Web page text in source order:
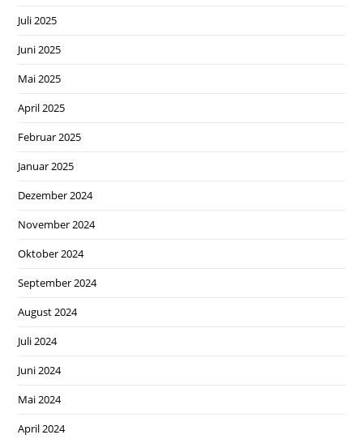
Juli 2025
Juni 2025
Mai 2025
April 2025
Februar 2025
Januar 2025
Dezember 2024
November 2024
Oktober 2024
September 2024
August 2024
Juli 2024
Juni 2024
Mai 2024
April 2024